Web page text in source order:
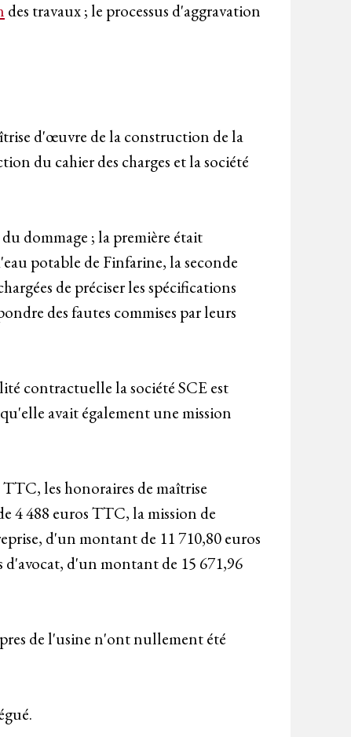
des travaux ; le processus d'aggravation
d'œuvre de la construction de la
du cahier des charges et la société
dommage ; la première était
potable de Finfarine, la seconde
de préciser les spécifications
des fautes commises par leurs
contractuelle la société SCE est
avait également une mission
les honoraires de maîtrise
488 euros TTC, la mission de
d'un montant de 11 710,80 euros
d'un montant de 15 671,96
de l'usine n'ont nullement été